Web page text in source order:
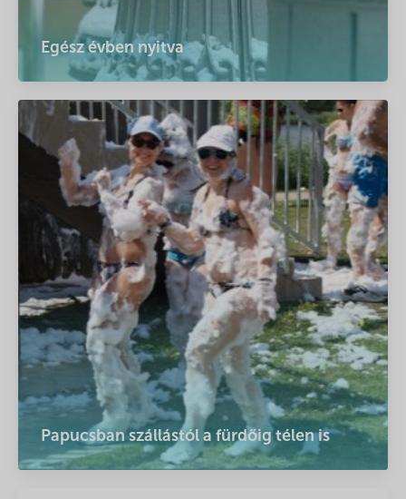
Egész évben nyitva
Papucsban szállástól a fürdőig télen is